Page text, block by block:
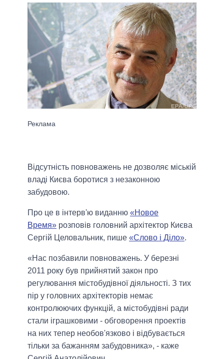
Відсутність повноважень не дозволяє міській
владі Києва боротися з незаконною
забудовою.
Про це в інтерв'ю виданню «Новое
Время» розповів головний архітектор Києва
Сергій Целовальник, пише «Слово і Діло».
«Нас позбавили повноважень. У березні
2011 року був прийнятий закон про
регулювання містобудівної діяльності. З тих
пір у головних архітекторів немає
контролюючих функцій, а містобудівні ради
стали іграшковими - обговорення проектів
на них тепер необов'язково і відбувається
тільки за бажанням забудовника», - каже